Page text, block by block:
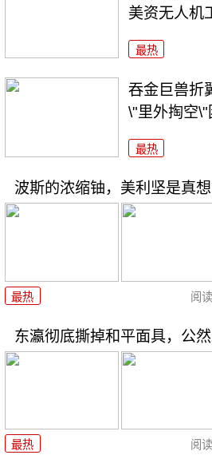
美资无人机
最热
吞金巨兽折
\"里外掏空\"
最热
波斯的浓缩铀，美利坚是真
最热 阅读
东瀛彻底撕掉和平面具，公然
最热 阅读